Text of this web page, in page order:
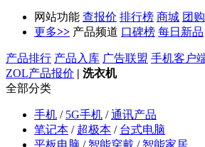
网站功能 查报价 排行榜 商城 团购
更多>> 产品频道 口碑榜 每日新品
产品排行 产品入库 广告联盟 手机客户
ZOL产品报价 | 洗衣机
全部分类
手机 / 5G手机 /通讯产品
笔记本 / 超极本 / 台式电脑
平板电脑 / 智能穿戴 / 智能家居